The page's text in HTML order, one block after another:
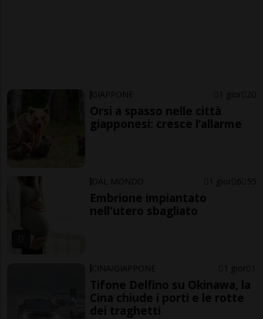
GIAPPONE 1 gior 20
Orsi a spasso nelle città
giapponesi: cresce l’allarme
DAL MONDO 1 gior 6 55
Embrione impiantato
nell'utero sbagliato
CINA/GIAPPONE 1 gior 1
Tifone Delfino su Okinawa, la
Cina chiude i porti e le rotte
dei traghetti